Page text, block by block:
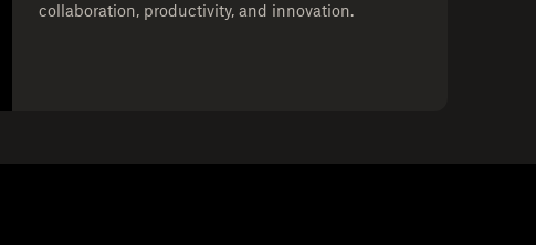
collaboration, productivity, and innovation.